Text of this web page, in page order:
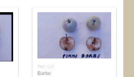
PAY_GO
Barbe